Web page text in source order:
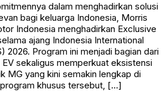
dalam menghadirkan solusi
bagi keluarga Indonesia, Morris
Indonesia menghadirkan Exclusive
ajang Indonesia International
2026. Program ini menjadi bagian dari
sekaligus memperkuat eksistensi
MG yang kini semakin lengkap di
program khusus tersebut, […]